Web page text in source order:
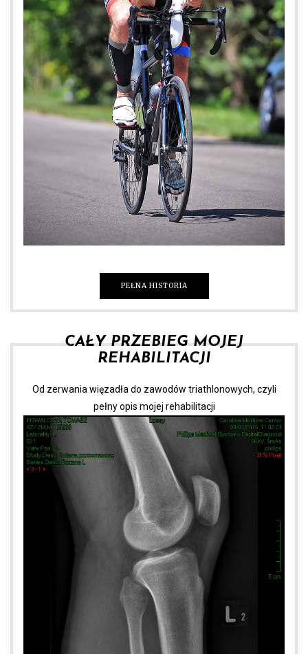
PEŁNA HISTORIA
CAŁY PRZEBIEG MOJEJ
REHABILITACJI
Od zerwania więzadła do zawodów triathlonowych, czyli
pełny opis mojej rehabilitacji